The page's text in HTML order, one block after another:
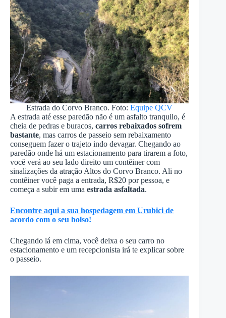
Estrada do Corvo Branco. Foto:Equipe QCV
A estrada até esse paredão não é um asfalto tranquilo, é
cheia de pedras e buracos, carros rebaixados sofrem
bastante, mas carros de passeio sem rebaixamento
conseguem fazer o trajeto indo devagar. Chegando ao
paredão onde há um estacionamento para tirarem a foto,
você verá ao seu lado direito um contêiner com
sinalizações da atração Altos do Corvo Branco. Ali no
contêiner você paga a entrada, R$20 por pessoa, e
começa a subir em uma estrada asfaltada.
Encontre aqui a sua hospedagem em Urubici de
acordo com o seu bolso!
Chegando lá em cima, você deixa o seu carro no
estacionamento e um recepcionista irá te explicar sobre
o passeio.